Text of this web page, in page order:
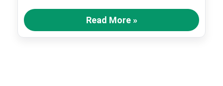
Read More »